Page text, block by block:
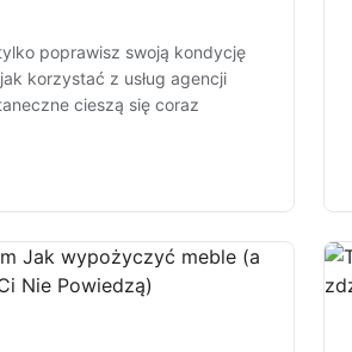
poprawisz swoją kondycję
korzystać z usług agencji
cieszą się coraz